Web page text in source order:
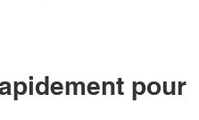
pour